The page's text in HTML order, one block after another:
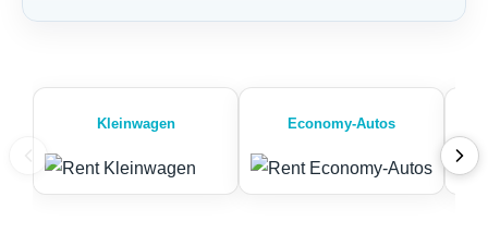
Kleinwagen Economy-Autos